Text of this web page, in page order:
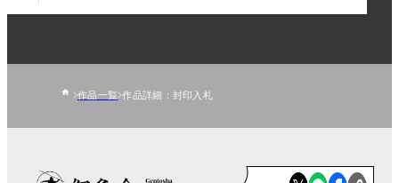
作品一覧 作品詳細：封印入札